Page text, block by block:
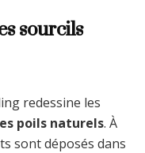
sourcils
redessine les
poils naturels. À
sont déposés dans